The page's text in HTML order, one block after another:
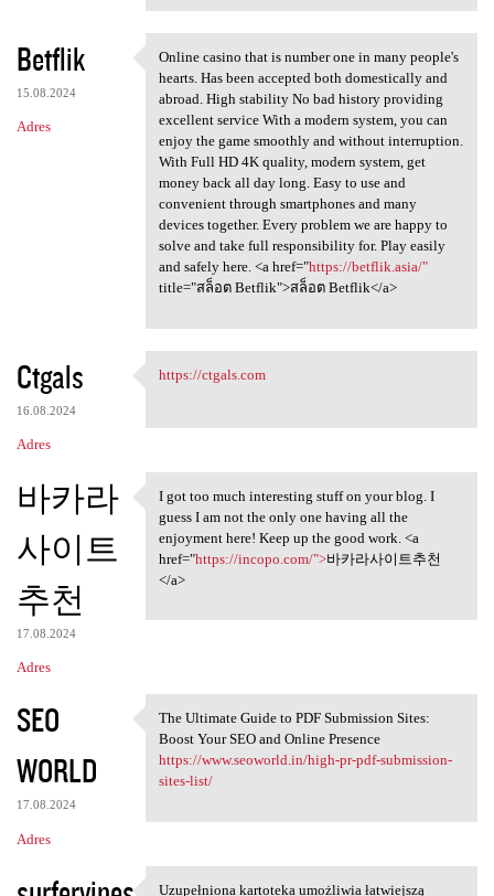
Betflik
15.08.2024
Adres
Online casino that is number
Online casino that is number one in many people's
hearts. Has been accepted both domestically and
abroad. High stability No bad history providing
excellent service With a modern system, you can
enjoy the game smoothly and without interruption.
With Full HD 4K quality, modern system, get
money back all day long. Easy to use and
convenient through smartphones and many
devices together. Every problem we are happy to
solve and take full responsibility for. Play easily
and safely here. <a href="https://betflik.asia/"
title="สล็อต Betflik">สล็อต Betflik</a>
Ctgals
16.08.2024
Adres
https://ctgals.com
https://ctgals.com
바카라
사이트
추천
17.08.2024
Adres
I got too much interesting
I got too much interesting stuff on your blog. I
guess I am not the only one having all the
enjoyment here! Keep up the good work. <a
href="https://incopo.com/">바카라사이트추천
</a>
SEO
WORLD
17.08.2024
Adres
The Ultimate Guide to PDF
The Ultimate Guide to PDF Submission Sites:
Boost Your SEO and Online Presence
https://www.seoworld.in/high-pr-pdf-submission-
sites-list/
Uzupełniona kartoteka umożliwia łatwiejszą